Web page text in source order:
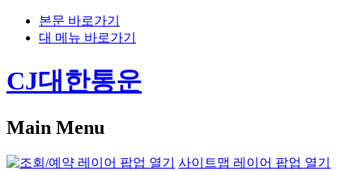
본문 바로가기
대 메뉴 바로가기
CJ대한통운
Main Menu
사이트맵 레이어 팝업 열기